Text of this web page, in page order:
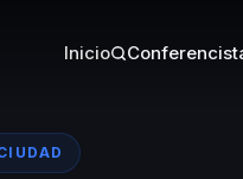
Inicio